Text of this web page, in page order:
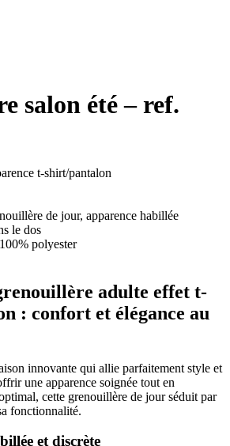
salon été – ref.
t-shirt/pantalon
de jour, apparence habillée
le dos
polyester
adulte effet t-
: confort et élégance au
innovante qui allie parfaitement style et
une apparence soignée tout en
cette grenouillère de jour séduit par
fonctionnalité.
et discrète